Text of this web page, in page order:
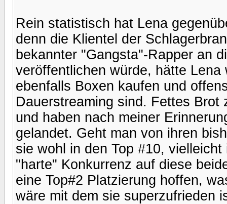
Rein statistisch hat Lena
denn die Klientel der
bekannter "Gangsta"-Rapper an
veröffentlichen würde, hätte
ebenfalls Boxen kaufen und
Dauerstreaming sind. Fettes
und haben nach meiner
gelandet. Geht man von ihren
sie wohl in den Top #10,
"harte" Konkurrenz auf diese
eine Top#2 Platzierung hoffen,
wäre mit dem sie superzufrieden